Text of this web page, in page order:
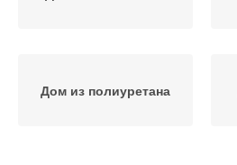
Дом из полиуретана